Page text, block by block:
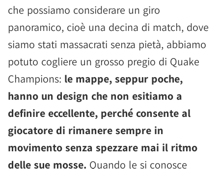
che possiamo considerare un giro
panoramico, cioè una decina di match, dove
siamo stati massacrati senza pietà, abbiamo
potuto cogliere un grosso pregio di Quake
Champions: le mappe, seppur poche,
hanno un design che non esitiamo a
definire eccellente, perché consente al
giocatore di rimanere sempre in
movimento senza spezzare mai il ritmo
delle sue mosse. Quando le si conosce